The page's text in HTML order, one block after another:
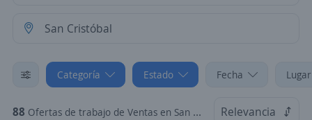
Categoría Estado Fecha
88 Ofertas de trabajo de Ventas en San Cristóbal, Táchira Relevancia